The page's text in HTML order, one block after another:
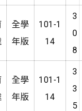
全學
年版
101-1
14
3
0
8
全學
年版
101-1
14
3
3
5